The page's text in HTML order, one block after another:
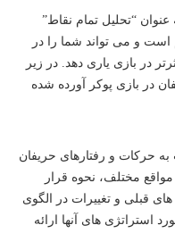
“تحلیل تمام نقاط”
و می تواند شما را در
در بازی یاری دهد. در زیر
در بازی پوکر آورده شده
حرکات و رفتارهای حریفان
مختلف، نحوه قرار
قبلی و تغییرات در الگوی
استراتژی های آنها ارائه